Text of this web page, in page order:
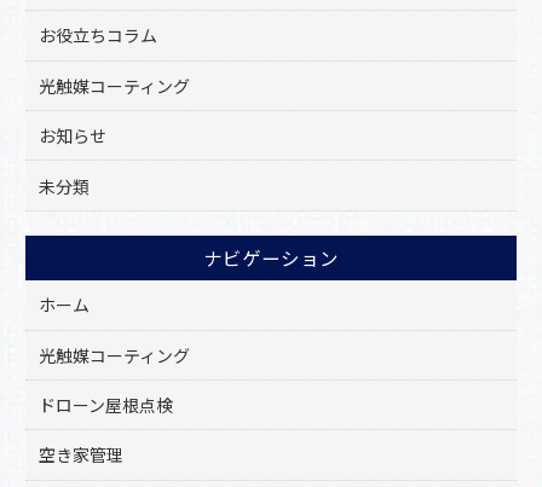
お役立ちコラム
光触媒コーティング
お知らせ
未分類
ナビゲーション
ホーム
光触媒コーティング
ドローン屋根点検
空き家管理